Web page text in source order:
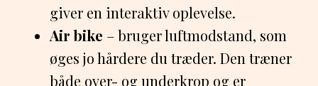
giver en interaktiv oplevelse.
Air bike – bruger luftmodstand, som
øges jo hårdere du træder. Den træner
både over- og underkrop og er